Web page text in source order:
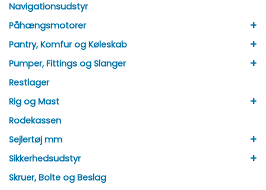
Navigationsudstyr
Påhængsmotorer
+
Pantry, Komfur og Køleskab +
Pumper, Fittings og Slanger +
Restlager
Rig og Mast
+
Rodekassen
Sejlertøj mm
+
Sikkerhedsudstyr +
Skruer, Bolte og Beslag